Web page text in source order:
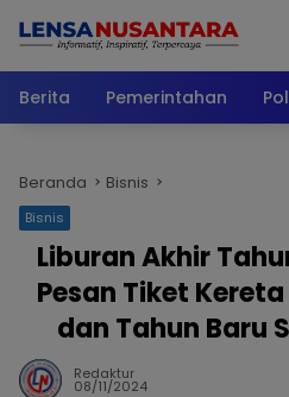
Berita
Pemerintahan
Beranda Bisnis
Bisnis
Liburan Akhir
Pesan Tiket
dan Tahun Baru
Redaktur
08/11/2024